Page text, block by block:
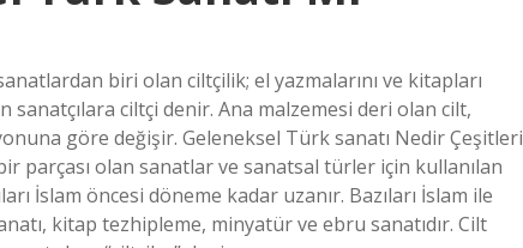
biri olan ciltçilik; el yazmalarını ve kitapları
sanatçılara ciltçi denir. Ana malzemesi deri olan cilt,
göre değişir. Geleneksel Türk sanatı Nedir Çeşitleri
parçası olan sanatlar ve sanatsal türler için kullanılan
İslam öncesi döneme kadar uzanır. Bazıları İslam ile
kitap tezhipleme, minyatür ve ebru sanatıdır. Cilt